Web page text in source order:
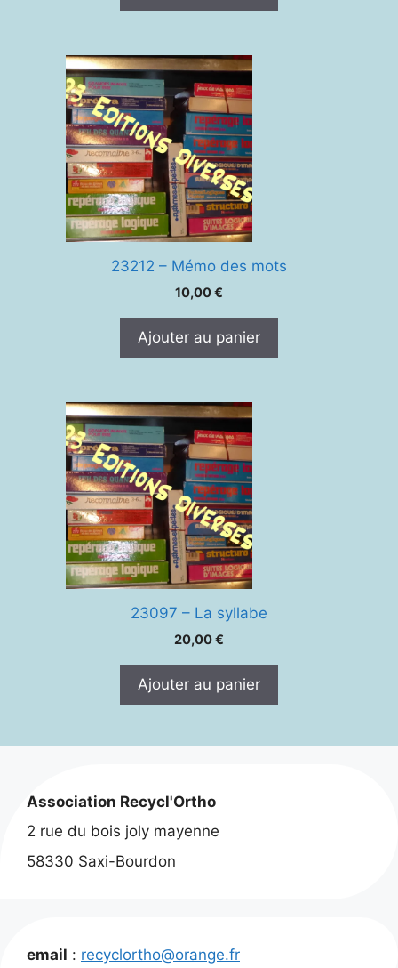
23212 – Mémo des mots
10,00€
Ajouter au panier
23097 – La syllabe
20,00€
Ajouter au panier
Association Recycl'Ortho
2 rue du bois joly mayenne
58330 Saxi-Bourdon
email : recyclortho@orange.fr